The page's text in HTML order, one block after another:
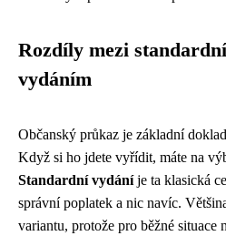
Rozdíly mezi
vydáním
Občanský průkaz je základní
Když si ho jdete vyřídit, máte na
Standardní vydáníje ta klasická
správní poplatek a nic navíc.
variantu, protože pro běžné situace